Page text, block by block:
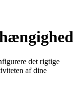
det rigtige
af dine